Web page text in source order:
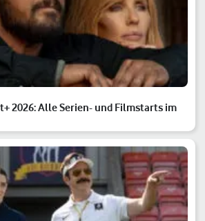
2026: Alle Serien- und Filmstarts im